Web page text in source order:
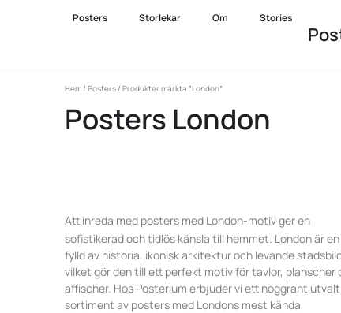
Posters Storlekar Om Stories
Hem/ Posters/ Produkter märkta ”London”
Posters London
Att inreda med posters med London-motiv ger en
sofistikerad och tidlös känsla till hemmet. London är
fylld av historia, ikonisk arkitektur och levande
vilket gör den till ett perfekt motiv för tavlor, planscher
affischer. Hos Posterium erbjuder vi ett noggrant utvalt
sortiment av posters med Londons mest kända